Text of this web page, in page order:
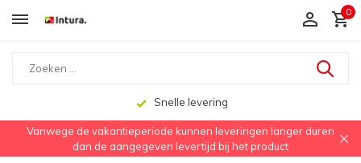
0
Aanbevolen door dakwerkers, aannemers en architecten
Vanwege de vakantieperiode kunnen leveringen langer duren
dan de aangegeven levertijd bij het product